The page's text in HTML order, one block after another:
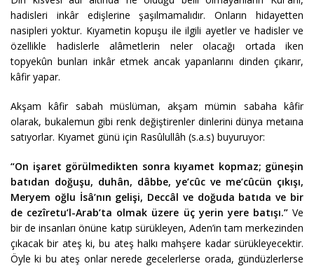
hadisleri inkâr edişlerine şaşılmamalıdır. Onların hidayetten
nasipleri yoktur. Kıyametin kopuşu ile ilgili ayetler ve hadisler ve
özellikle hadislerle alâmetlerin neler olacağı ortada iken
topyekûn bunları inkâr etmek ancak yapanlarını dinden çıkarır,
kâfir yapar.
Akşam kâfir sabah müslüman, akşam mümin sabaha kâfir
olarak, bukalemun gibi renk değiştirenler dinlerini dünya metaına
satıyorlar. Kıyamet günü için Rasûlullâh (s.a.s) buyuruyor:
“On işaret görülmedikten sonra kıyamet kopmaz; güneşin
batıdan doğuşu, duhân, dâbbe, ye’cûc ve me’cûcün çıkışı,
Meryem oğlu İsâ’nın gelişi, Deccâl ve doğuda batıda ve bir
de cezîretu’l-Arab’ta olmak üzere üç yerin yere batışı.” Ve
bir de insanları önüne katıp sürükleyen, Aden’in tam merkezinden
çıkacak bir ateş ki, bu ateş halkı mahşere kadar sürükleyecektir.
Öyle ki bu ateş onlar nerede gecelerlerse orada, gündüzlerlerse